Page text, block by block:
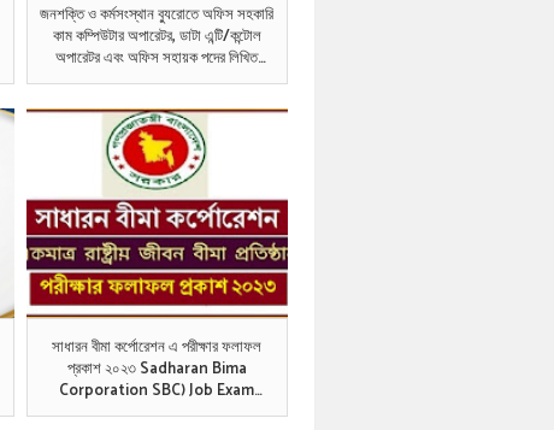
জনশক্তি ও কর্মসংস্থান ব্যুরোতে অফিস সহকারি
কাম কম্পিউটার অপারেটর, ডাটা এন্টি/কন্টোল
অপারেটর এবং অফিস সহায়ক পদের লিখিত
পরীক্ষার ফলাফল প্রকাশ ২০২৩
সাধারন বীমা কর্পোরেশন এ পরীক্ষার ফলাফল
প্রকাশ ২০২৩ Sadharan Bima
Corporation SBC) Job Exam
Result Published 2023